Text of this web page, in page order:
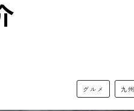
グルメ 九州